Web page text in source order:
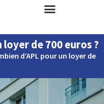
loyer de 700 euros ?
d’APL pour un loyer de